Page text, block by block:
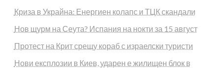
Криза в Украйна: Енергиен колапс и ТЦК скандали
Нов щурм на Сеута? Испания на нокти за 15 август
Протест на Крит срещу кораб с израелски туристи
Нови експлозии в Киев, ударен е жилищен блок в